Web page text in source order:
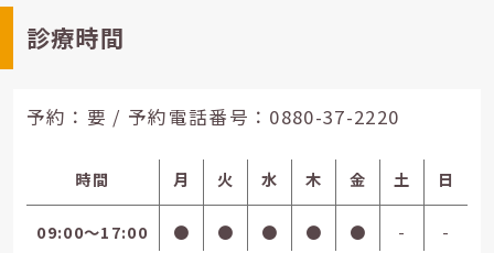
診療時間
予約：要 / 予約電話番号： 0880-37-2220
時間 月 火 水 木 金 土 日
09:00〜17:00 ● ● ● ● ● - -